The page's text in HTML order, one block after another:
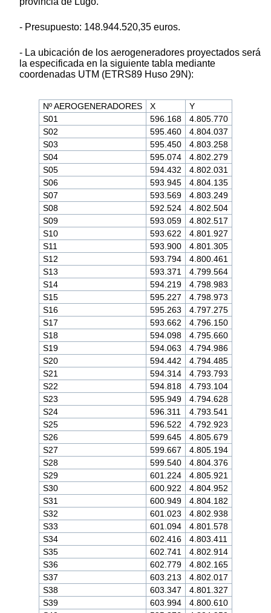
- Presupuesto: 148.944.520,35 euros.
- La ubicación de los aerogeneradores proyectados será
la especificada en la siguiente tabla mediante
coordenadas UTM (ETRS89 Huso 29N):
Nº AEROGENERADORES X
Y
S01
596.168
4.805.770
S02
595.460
4.804.037
S03
595.450
4.803.258
S04
595.074
4.802.279
S05
594.432
4.802.031
S06
593.945
4.804.135
S07
593.569
4.803.249
S08
592.524
4.802.504
S09
593.059
4.802.517
S10
593.622
4.801.927
S11
593.900
4.801.305
S12
593.794
4.800.461
S13
593.371
4.799.564
S14
594.219
4.798.983
S15
595.227
4.798.973
S16
595.263
4.797.275
S17
593.662
4.796.150
S18
594.098
4.795.660
S19
594.063
4.794.986
S20
594.442
4.794.485
S21
594.314
4.793.793
S22
594.818
4.793.104
S23
595.949
4.794.628
S24
596.311
4.793.541
S25
596.522
4.792.923
S26
599.645
4.805.679
S27
599.667
4.805.194
S28
599.540
4.804.376
S29
601.224
4.805.921
S30
600.922
4.804.952
S31
600.949
4.804.182
S32
601.023
4.802.938
S33
601.094
4.801.578
S34
602.416
4.803.411
S35
602.741
4.802.914
S36
602.779
4.802.165
S37
603.213
4.802.017
S38
603.347
4.801.327
S39
603.994
4.800.610